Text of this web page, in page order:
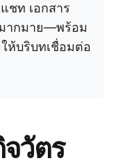
ชท เอกสาร
ากมาย—พร้อม
ห้บริบทเชื่อมต่อ
วัตร